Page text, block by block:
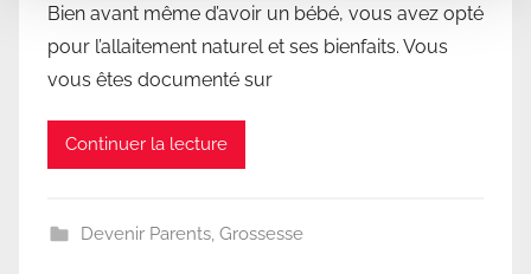
Bien avant même d’avoir un bébé, vous avez opté
pour l’allaitement naturel et ses bienfaits. Vous
vous êtes documenté sur
Continuer la lecture
Devenir Parents, Grossesse